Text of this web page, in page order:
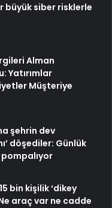
büyük siber risklerle
Alman
Yatırımlar
Müşteriye
şehrin dev
döşediler: Günlük
bin kişilik ‘dikey
araç var ne cadde